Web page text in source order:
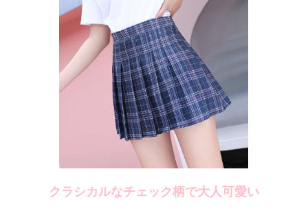
クラシカルなチェック柄で大人可愛い